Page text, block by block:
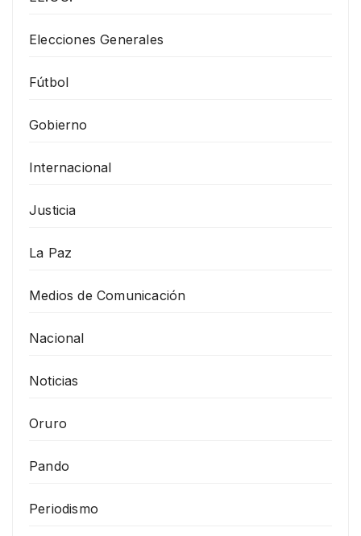
Elecciones Generales
Fútbol
Gobierno
Internacional
Justicia
La Paz
Medios de Comunicación
Nacional
Noticias
Oruro
Pando
Periodismo